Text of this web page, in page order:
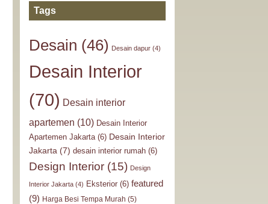
Tags
Desain (46) Desain dapur(4)
Desain Interior
(70) Desain interior
apartemen (10) Desain Interior
Apartemen Jakarta(6) Desain Interior
Jakarta (7) desain interior rumah(6)
Design Interior(15) Design
Interior Jakarta(4) Eksterior(6) featured
(9) Harga Besi Tempa Murah (5)